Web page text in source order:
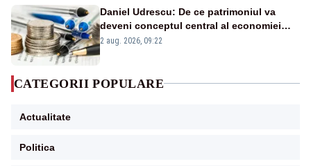
Daniel Udrescu: De ce patrimoniul va
deveni conceptul central al economiei
viitoare?
2 aug. 2026, 09:22
CATEGORII POPULARE
Actualitate
Politica